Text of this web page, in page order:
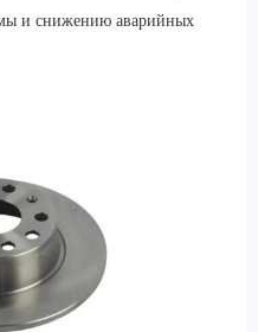
и снижению аварийных